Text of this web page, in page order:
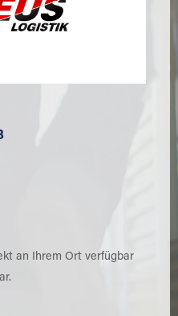
an Ihrem Ort verfügbar